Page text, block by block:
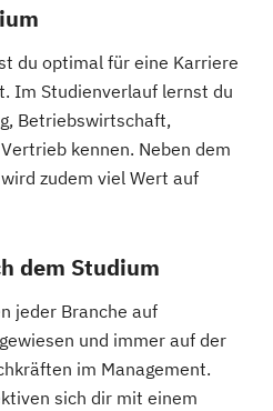
du optimal für eine Karriere
Im Studienverlauf lernst du
Betriebswirtschaft,
kennen. Neben dem
zudem viel Wert auf
dem Studium
jeder Branche auf
und immer auf der
im Management.
sich dir mit einem